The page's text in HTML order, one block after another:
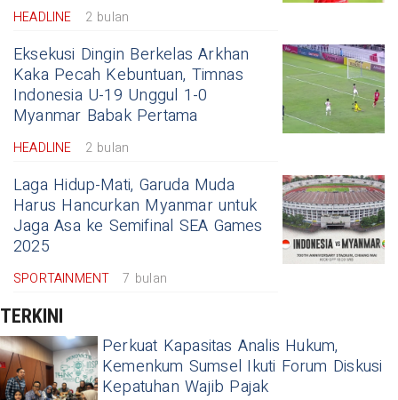
HEADLINE 2 bulan
Eksekusi Dingin Berkelas Arkhan
Kaka Pecah Kebuntuan, Timnas
Indonesia U-19 Unggul 1-0
Myanmar Babak Pertama
HEADLINE 2 bulan
Laga Hidup-Mati, Garuda Muda
Harus Hancurkan Myanmar untuk
Jaga Asa ke Semifinal SEA Games
2025
SPORTAINMENT 7 bulan
TERKINI
Perkuat Kapasitas Analis Hukum,
Kemenkum Sumsel Ikuti Forum Diskusi
Kepatuhan Wajib Pajak